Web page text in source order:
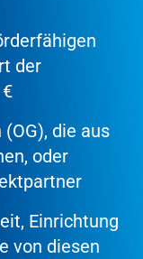
der
die aus
oder
Einrichtung
von diesen